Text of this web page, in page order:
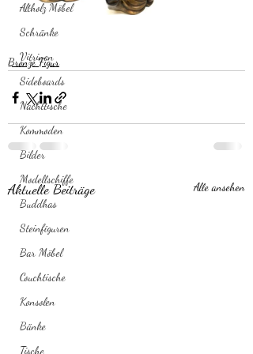
Altholz Möbel
Schränke
Vitrinen
Sideboards
Nachttische
Kommoden
Bilder
Modellschiffe
Buddhas
Steinfiguren
Bar Möbel
Couchtische
Konsolen
Bänke
Tische
Bronze Figur
Aktuelle Beiträge Alle ansehen